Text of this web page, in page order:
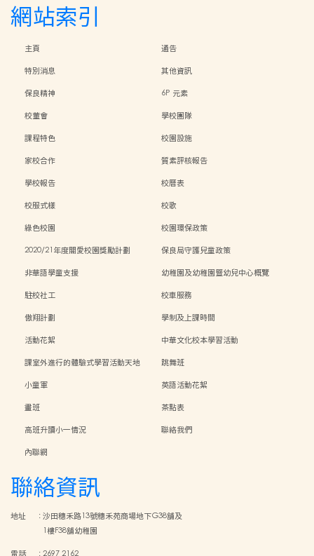
網站索引
主頁
通告
特別消息
其他資訊
保良精神
6P 元素
校董會
學校團隊
課程特色
校園設施
家校合作
質素評核報告
學校報告
校曆表
校服式樣
校歌
綠色校園
校園環保政策
2020/21年度關愛校園獎勵計劃
保良局守護兒童政策
非華語學童支援
幼稚園及幼稚園暨幼兒中心概覽
駐校社工
校車服務
傲翔計劃
學制及上課時間
活動花絮
中華文化校本學習活動
課室外進行的體驗式學習活動天地
跳舞班
小童軍
英語活動花絮
畫班
茶點表
高班升讀小一情況
聯絡我們
內聯網
聯絡資訊
地址 :沙田穗禾路13號穗禾苑商場地下G38舖及
1樓F38舖幼稚園